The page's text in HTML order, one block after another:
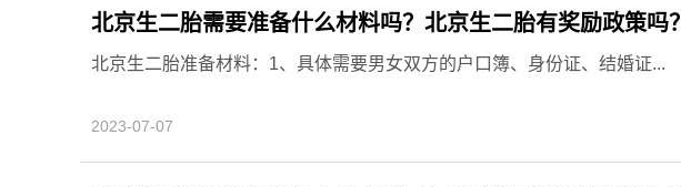
北京生二胎需要准备什么材料吗？北京生二胎有奖励政策吗？
北京生二胎准备材料：1、具体需要男女双方的户口簿、身份证、结婚证...
2023-07-07